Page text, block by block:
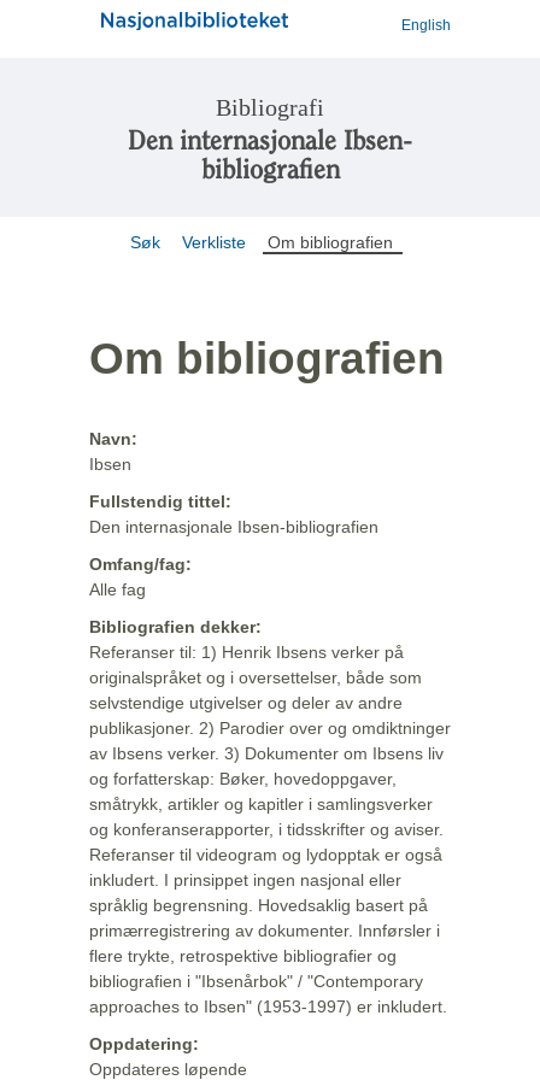
English
Bibliografi
Den internasjonale Ibsen-
bibliografien
Søk Verkliste Om bibliografien
Om bibliografien
Navn:
Ibsen
Fullstendig tittel:
Den internasjonale Ibsen-bibliografien
Omfang/fag:
Alle fag
Bibliografien dekker:
Referanser til: 1) Henrik Ibsens verker på
originalspråket og i oversettelser, både som
selvstendige utgivelser og deler av andre
publikasjoner. 2) Parodier over og omdiktninger
av Ibsens verker. 3) Dokumenter om Ibsens liv
og forfatterskap: Bøker, hovedoppgaver,
småtrykk, artikler og kapitler i samlingsverker
og konferanserapporter, i tidsskrifter og aviser.
Referanser til videogram og lydopptak er også
inkludert. I prinsippet ingen nasjonal eller
språklig begrensning. Hovedsaklig basert på
primærregistrering av dokumenter. Innførsler i
flere trykte, retrospektive bibliografier og
bibliografien i "Ibsenårbok" / "Contemporary
approaches to Ibsen" (1953-1997) er inkludert.
Oppdatering:
Oppdateres løpende